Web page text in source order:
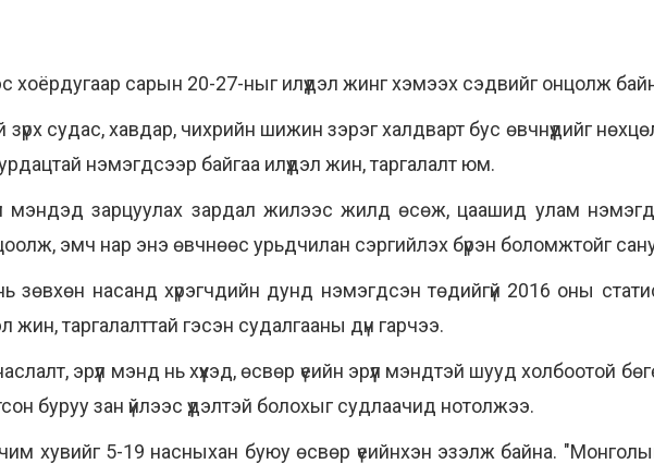
хоёрдугаар сарын 20-27-ныг илүүдэл жинг хэмээх сэдвийг онцолж
судас, хавдар, чихрийн шижин зэрэг халдварт бус өвчнүүдийг
нэмэгдсээр байгаа илүүдэл жин, таргалалт юм.
мэндэд зарцуулах зардал жилээс жилд өсөж, цаашид улам
эмч нар энэ өвчнөөс урьдчилан сэргийлэх бүрэн боломжтойг
зөвхөн насанд хүрэгчдийн дунд нэмэгдсэн төдийгүй 2016 оны
жин, таргалалттай гэсэн судалгааны дүн гарчээ.
эрүүл мэнд нь хүүхэд, өсвөр үеийн эрүүл мэндтэй шууд холбоотой
буруу зан үйлээс үүдэлтэй болохыг судлаачид нотолжээ.
хувийг 5-19 насныхан буюу өсвөр үеийнхэн эзэлж байна.